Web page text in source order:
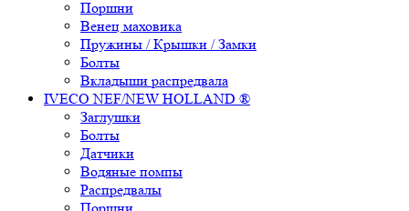
Поршни
Венец маховика
Пружины / Крышки / Замки
Болты
Вкладыши распредвала
IVECO NEF/NEW HOLLAND ®
Заглушки
Болты
Датчики
Водяные помпы
Распредвалы